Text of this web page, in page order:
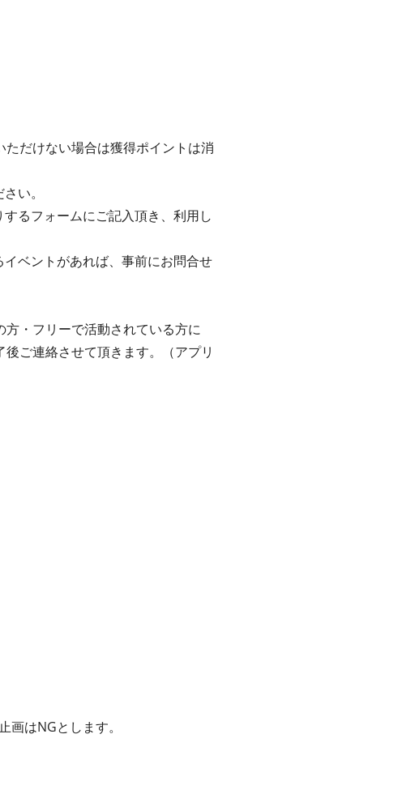
だけない場合は獲得ポイントは消
い。
るフォームにご記入頂き、利用し
ベントがあれば、事前にお問合せ
・フリーで活動されている方に
ご連絡させて頂きます。（アプリ
はNGとします。